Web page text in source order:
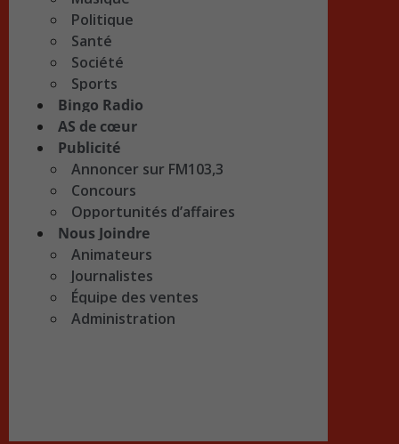
Politique
Santé
Société
Sports
Bingo Radio
AS de cœur
Publicité
Annoncer sur FM103,3
Concours
Opportunités d’affaires
Nous Joindre
Animateurs
Journalistes
Équipe des ventes
Administration